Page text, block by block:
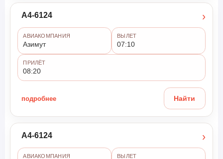
A4-6124 ›
АВИАКОМПАНИЯ
Азимут
ВЫЛЕТ
07:10
ПРИЛЁТ
08:20
подробнее Найти
A4-6124 ›
АВИАКОМПАНИЯ ВЫЛЕТ